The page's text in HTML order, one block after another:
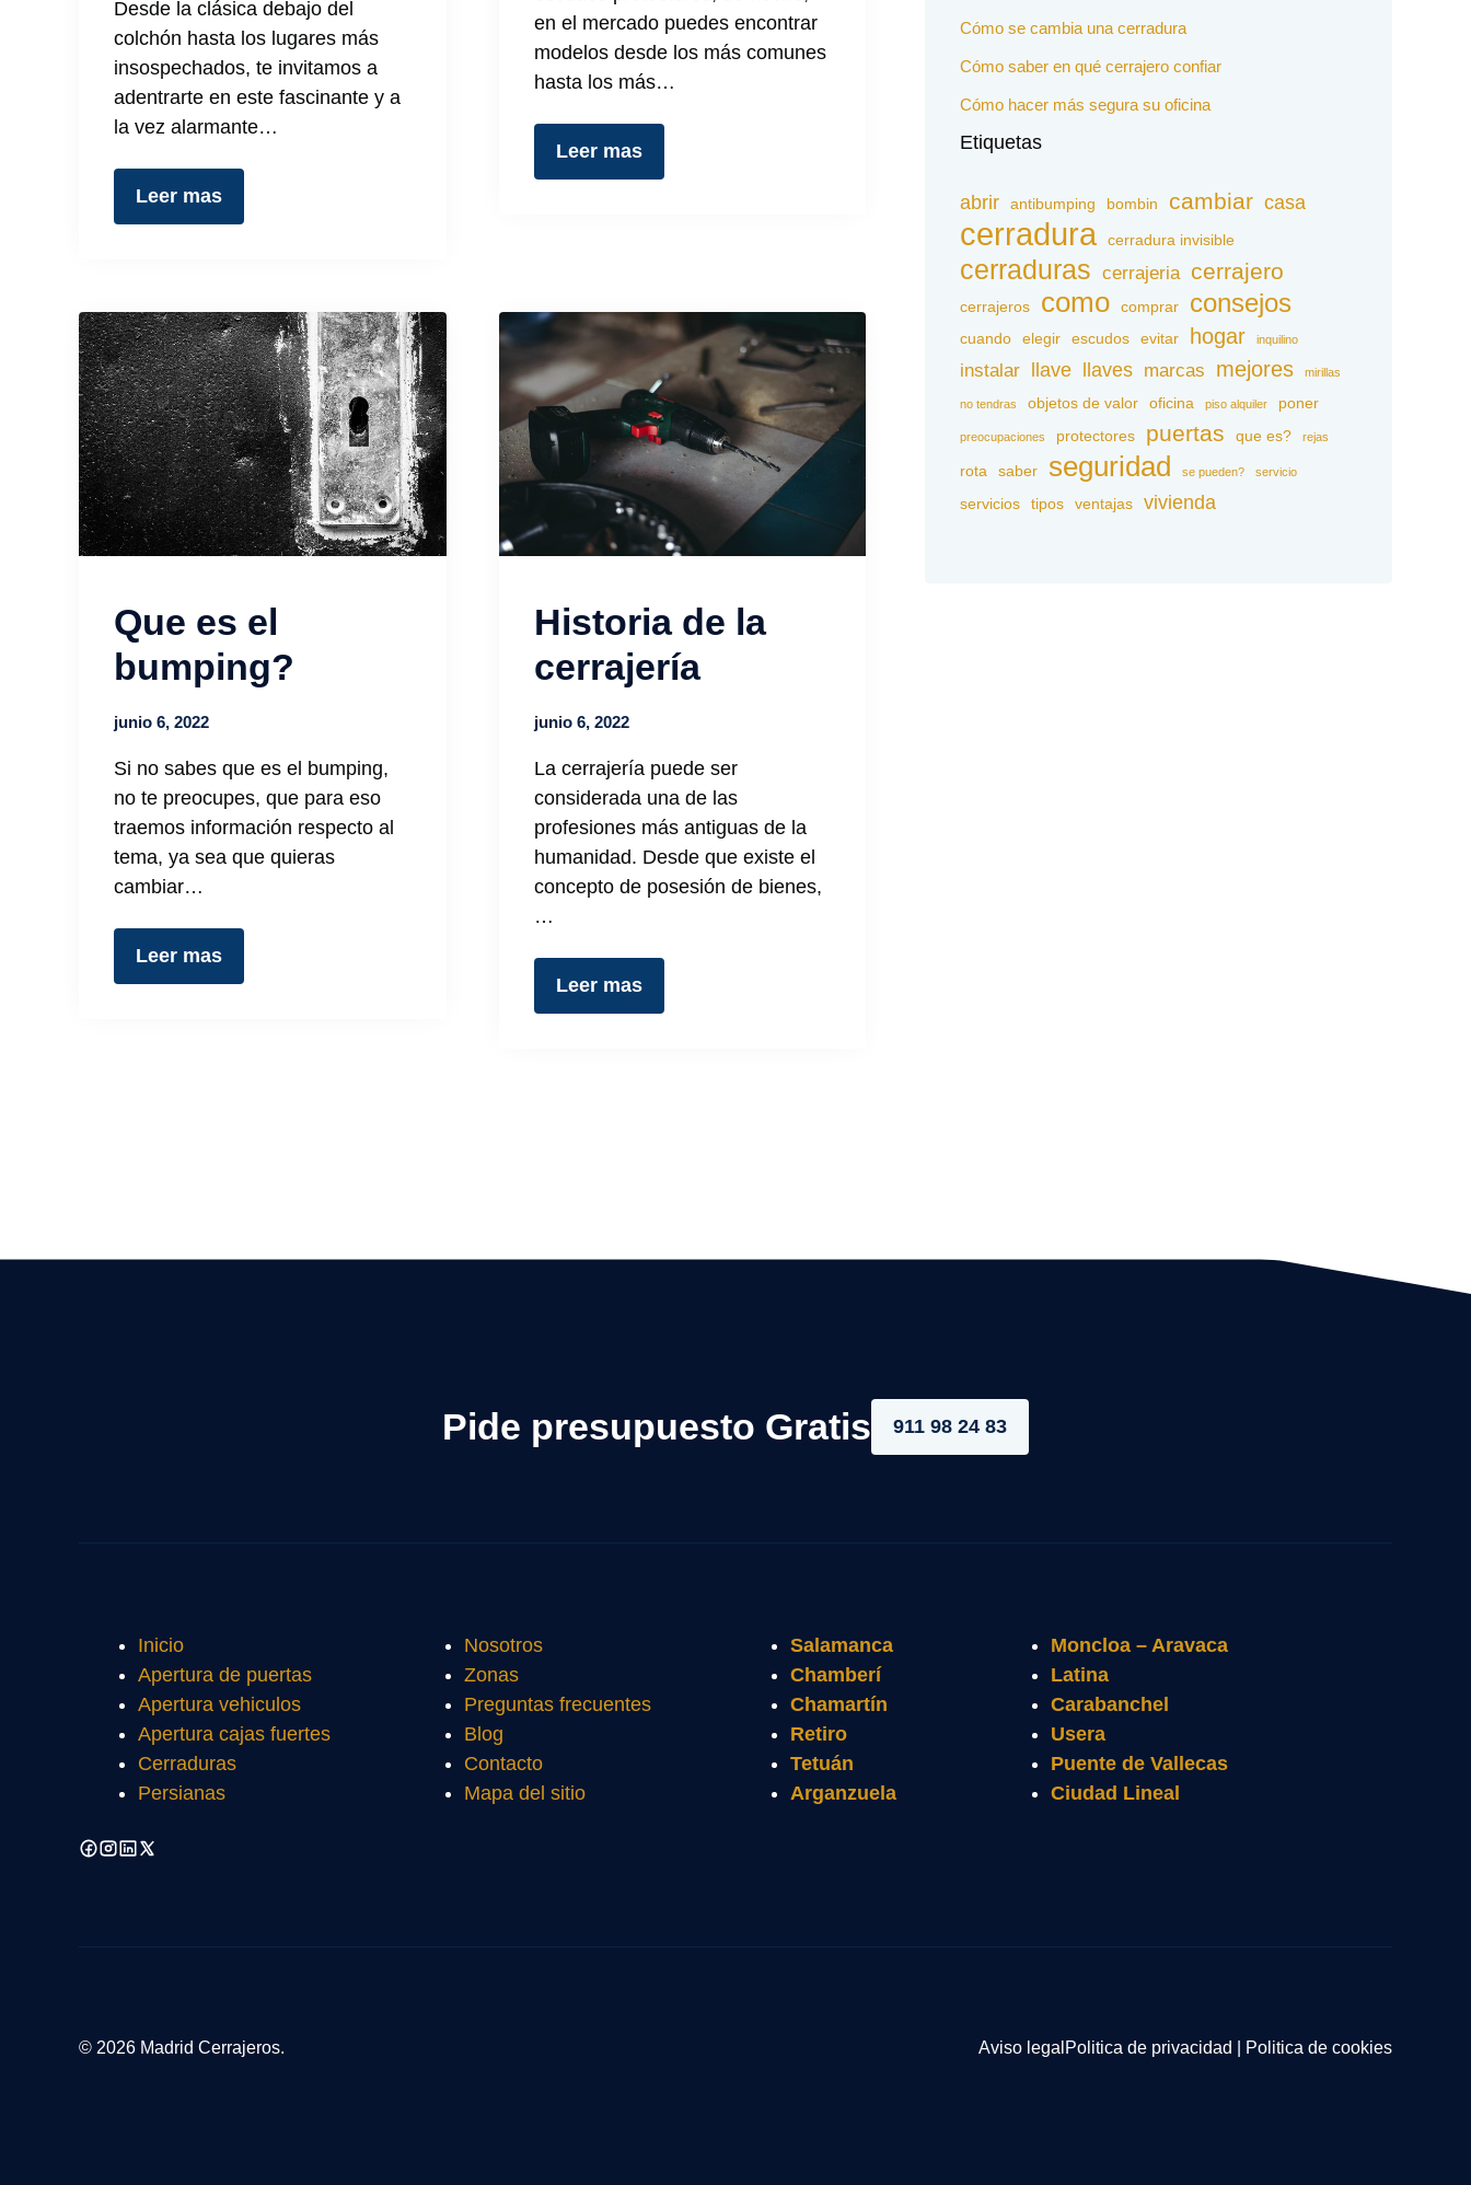
Desde la ⁤clásica debajo del
colchón hasta los lugares más
insospechados,⁣ te invitamos a
adentrarte en este ‍fascinante y a⁤
la vez alarmante…
Leer mas
en el mercado puedes encontrar
modelos desde los más comunes
hasta los más…
Leer mas
Que es el
bumping?
junio 6, 2022
Si no sabes que es el bumping,
no te preocupes, que para eso
traemos información respecto al
tema, ya sea que quieras
cambiar…
Leer mas
Historia de la
cerrajería
junio 6, 2022
La cerrajería puede ser
considerada una de las
profesiones más antiguas de la
humanidad. Desde que existe el
concepto de posesión de bienes,
…
Leer mas
Cómo se cambia una cerradura
Cómo saber en qué cerrajero confiar
Cómo hacer más segura su oficina
Etiquetas
abrir antibumping bombin cambiar casa
cerradura cerradura invisible
cerraduras cerrajeria cerrajero
cerrajeros como comprar consejos
cuando elegir escudos evitar hogar inquilino
instalar llave llaves marcas mejores mirillas
no tendras objetos de valor oficina piso alquiler poner
preocupaciones protectores puertas que es? rejas
rota saber seguridad se pueden? servicio
servicios tipos ventajas vivienda
Pide presupuesto Gratis 911 98 24 83
Inicio
Apertura de puertas
Apertura vehiculos
Apertura cajas fuertes
Cerraduras
Persianas
Nosotros
Zonas
Preguntas frecuentes
Blog
Contacto
Mapa del sitio
Salamanca
Chamberí
Chamartín
Retiro
Tetuán
Arganzuela
Moncloa – Aravaca
Latina
Carabanchel
Usera
Puente de Vallecas
Ciudad Lineal
© 2026 Madrid Cerrajeros. Aviso legal Politica de privacidad Politica de cookies